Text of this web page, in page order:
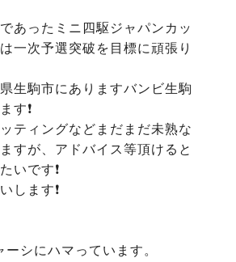
あったミニ四駆ジャパンカッ
一次予選突破を目標に頑張り
生駒市にありますバンビ生駒
す❗
ティングなどまだまだ未熟な
すが、アドバイス等頂けると
いです❗
します❗
シにハマっています。